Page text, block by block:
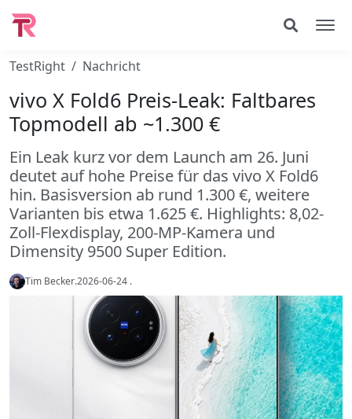
TestRight Nachricht
vivo X Fold6 Preis-Leak: Faltbares
Topmodell ab ~1.300 €
Ein Leak kurz vor dem Launch am 26. Juni
deutet auf hohe Preise für das vivo X Fold6
hin. Basisversion ab rund 1.300 €, weitere
Varianten bis etwa 1.625 €. Highlights: 8,02-
Zoll-Flexdisplay, 200-MP-Kamera und
Dimensity 9500 Super Edition.
Tim Becker.2026-06-24 .